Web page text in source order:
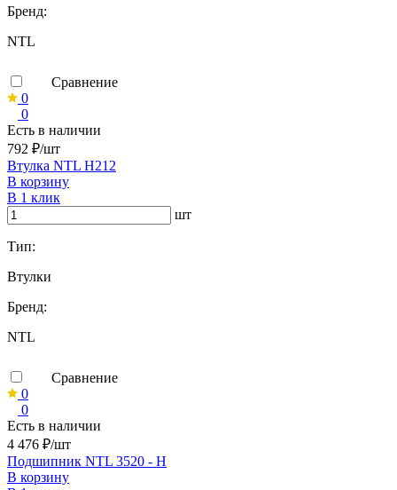
Бренд:
NTL
Сравнение
0
0
Есть в наличии
792 ₽/шт
Втулка NTL H212
В корзину
В 1 клик
шт
Тип:
Втулки
Бренд:
NTL
Сравнение
0
0
Есть в наличии
4 476 ₽/шт
Подшипник NTL 3520 - H
В корзину